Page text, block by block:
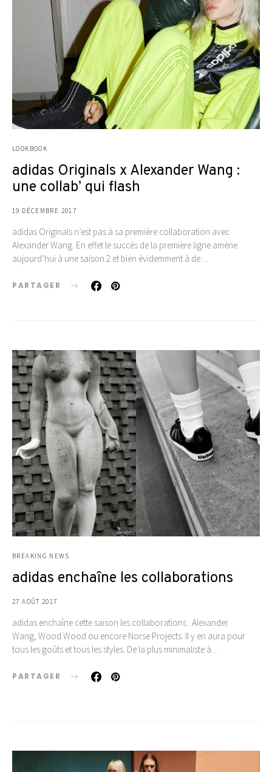
LOOKBOOK
adidas Originals x Alexander Wang :
une collab’ qui flash
19 DÉCEMBRE 2017
adidas Originals n’est pas à sa première collaboration avec
Alexander Wang. En effet le succès de la première ligne amène
aujourd’hui à une saison 2 et bien évidemment à de…
PARTAGER
BREAKING NEWS
adidas enchaîne les collaborations
27 AOÛT 2017
adidas enchaîne cette saison les collaborations : Alexander
Wang, Wood Wood ou encore Norse Projects. Il y en aura pour
tous les goûts et tous les styles. De la plus minimaliste à…
PARTAGER